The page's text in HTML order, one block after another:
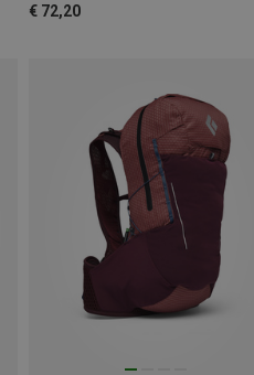
€ 72,20